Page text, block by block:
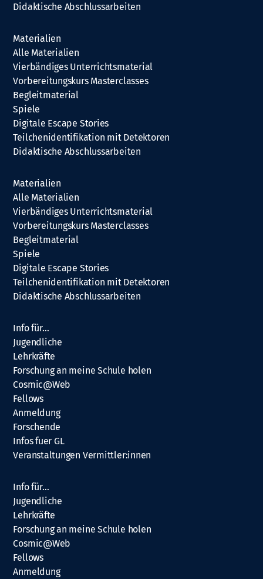
Didaktische Abschlussarbeiten
Materialien
Alle Materialien
Vierbändiges Unterrichtsmaterial
Vorbereitungskurs Masterclasses
Begleitmaterial
Spiele
Digitale Escape Stories
Teilchenidentifikation mit Detektoren
Didaktische Abschlussarbeiten
Materialien
Alle Materialien
Vierbändiges Unterrichtsmaterial
Vorbereitungskurs Masterclasses
Begleitmaterial
Spiele
Digitale Escape Stories
Teilchenidentifikation mit Detektoren
Didaktische Abschlussarbeiten
Info für…
Jugendliche
Lehrkräfte
Forschung an meine Schule holen
Cosmic@Web
Fellows
Anmeldung
Forschende
Infos fuer GL
Veranstaltungen Vermittler:innen
Info für…
Jugendliche
Lehrkräfte
Forschung an meine Schule holen
Cosmic@Web
Fellows
Anmeldung